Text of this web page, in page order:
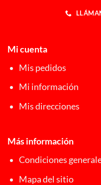
Mi cuenta
Mis pedidos
Mi información
Mis direcciones
Más información
Condiciones
Mapa del sitio